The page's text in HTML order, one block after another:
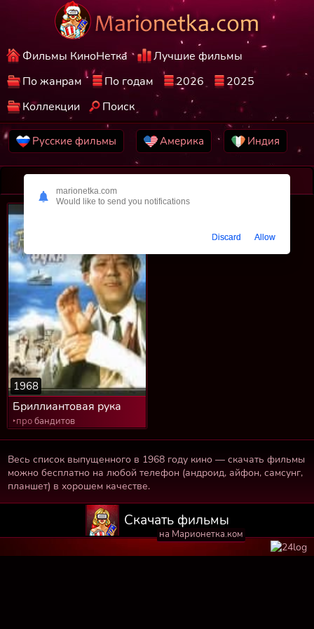
Фильмы КиноНетка
Лучшие фильмы
По жанрам
По годам 2026
2025
Коллекции
Поиск
Русские фильмы Америка Индия
Бриллиантовая рука
1968
‣пробандитов
Весь список выпущенного в 1968 году кино — скачать фильмы
можно бесплатно на любой телефон (андроид, айфон, самсунг,
планшет) в хорошем качестве.
Скачать фильмы
на Марионетка.ком
marionetka.com
Would like to send you notifications
Discard Allow